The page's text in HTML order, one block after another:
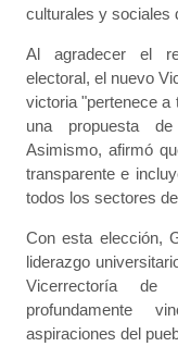
culturales y sociales
Al agradecer el
electoral, el nuevo
victoria "pertenece a
una propuesta
Asimismo, afirmó
transparente e
todos los sectores
Con esta elección,
liderazgo
Vicerrectoría de
profundamente
aspiraciones del